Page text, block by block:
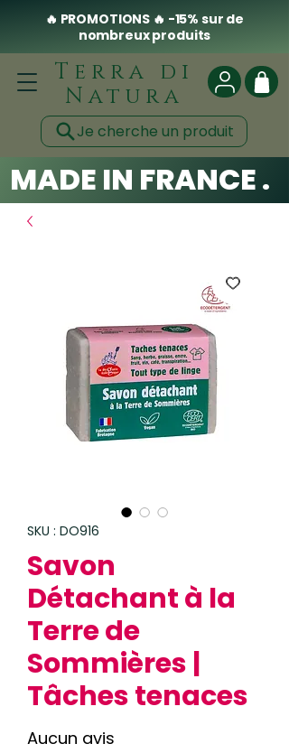
🔥 PROMOTIONS 🔥 -15% sur de
nombreux produits
Terra di
Natura
Je cherche un produit
MADE IN FRANCE .
SKU : DO916
Savon
Détachant à la
Terre de
Sommières |
Tâches tenaces
Aucun avis